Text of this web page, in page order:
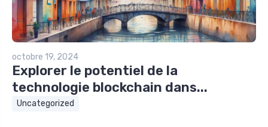
octobre 19, 2024
Explorer le potentiel de la
technologie blockchain dans...
Uncategorized